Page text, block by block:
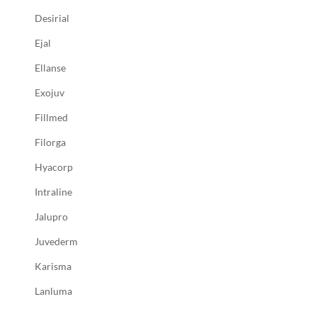
Desirial
Ejal
Ellanse
Exojuv
Fillmed
Filorga
Hyacorp
Intraline
Jalupro
Juvederm
Karisma
Lanluma